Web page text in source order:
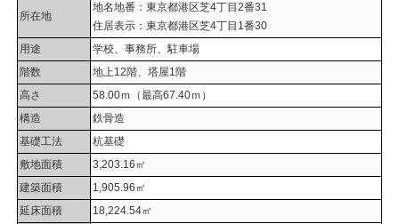
所在地
地名地番：東京都港区芝4丁目2番31
住居表示：東京都港区芝4丁目1番30
用途
学校、事務所、駐車場
階数
地上12階、塔屋1階
高さ
58.00ｍ（最高67.40ｍ）
構造
鉄骨造
基礎工法
杭基礎
敷地面積
3,203.16㎡
建築面積
1,905.96㎡
延床面積
18,224.54㎡